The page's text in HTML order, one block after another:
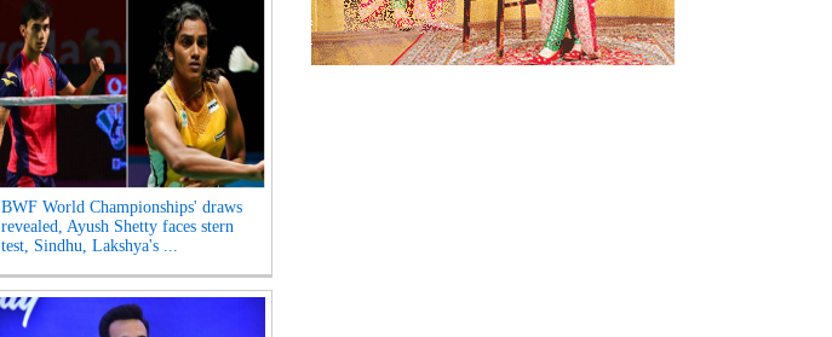
BWF World Championships' draws
revealed, Ayush Shetty faces stern
test, Sindhu, Lakshya's ...